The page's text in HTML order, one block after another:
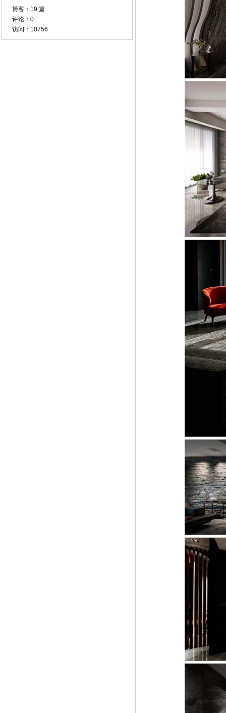
博客： 19 篇
评论： 0
访问： 10756